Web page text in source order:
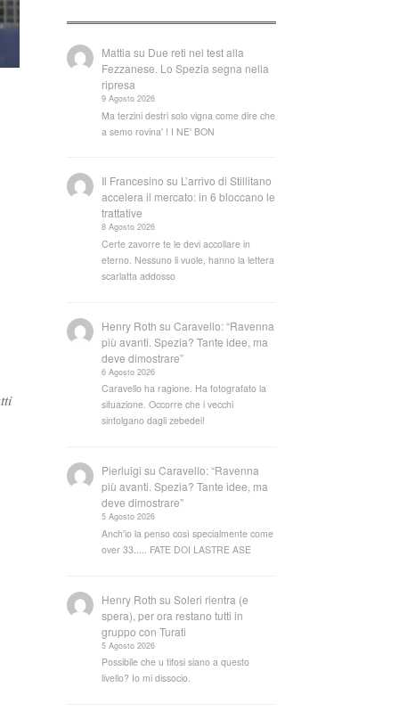
Mattia su Due reti nel test alla
Fezzanese. Lo Spezia segna nella
ripresa
9 Agosto 2026
Ma terzini destri solo vigna come dire che
a semo rovina' ! I NE' BON
Il Francesino su L’arrivo di Stillitano
accelera il mercato: in 6 bloccano le
trattative
8 Agosto 2026
Certe zavorre te le devi accollare in
eterno. Nessuno li vuole, hanno la lettera
scarlatta addosso
Henry Roth suCaravello: “Ravenna
più avanti. Spezia? Tante idee, ma
deve dimostrare”
6 Agosto 2026
Caravello ha ragione. Ha fotografato la
situazione. Occorre che i vecchi
sintolgano dagli zebedei!
Pierluigi suCaravello: “Ravenna
più avanti. Spezia? Tante idee, ma
deve dimostrare”
5 Agosto 2026
Anch'io la penso così specialmente come
over 33..... FATE DOI LASTRE ASE
Henry Roth suSoleri rientra (e
spera), per ora restano tutti in
gruppo con Turati
5 Agosto 2026
Possibile che u tifosi siano a questo
livello? Io mi dissocio.